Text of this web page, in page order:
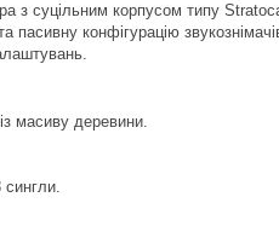
з суцільним корпусом типу
конфігурацію
масиву деревини.
сингли.